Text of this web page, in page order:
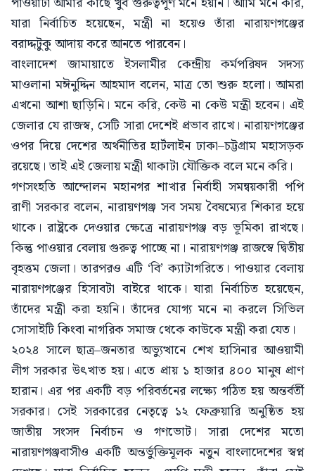
যারা নির্বাচিত হয়েছেন, মন্ত্রী না হয়েও তাঁরা নারায়ণগঞ্জের
বরাদ্দটুকু আদায় করে আনতে পারবেন।
বাংলাদেশ জামায়াতে ইসলামীর কেন্দ্রীয় কর্মপরিষদ সদস্য
মাওলানা মঈনুদ্দিন আহমাদ বলেন, মাত্র তো শুরু হলো। আমরা
এখনো আশা ছাড়িনি। মনে করি, কেউ না কেউ মন্ত্রী হবেন। এই
জেলার যে রাজস্ব, সেটি সারা দেশেই প্রভাব রাখে। নারায়ণগঞ্জের
ওপর দিয়ে দেশের অর্থনীতির হার্টলাইন ঢাকা–চট্টগ্রাম মহাসড়ক
রয়েছে। তাই এই জেলায় মন্ত্রী থাকাটা যৌক্তিক বলে মনে করি।
গণসংহতি আন্দোলন মহানগর শাখার নির্বাহী সমন্বয়কারী পপি
রাণী সরকার বলেন, নারায়ণগঞ্জ সব সময় বৈষম্যের শিকার হয়ে
থাকে। রাষ্ট্রকে দেওয়ার ক্ষেত্রে নারায়ণগঞ্জ বড় ভূমিকা রাখছে।
কিন্তু পাওয়ার বেলায় গুরুত্ব পাচ্ছে না। নারায়ণগঞ্জ রাজস্বে দ্বিতীয়
বৃহত্তম জেলা। তারপরও এটি ‘বি’ ক্যাটাগরিতে। পাওয়ার বেলায়
নারায়ণগঞ্জের হিসাবটা বাইরে থাকে। যারা নির্বাচিত হয়েছেন,
তাঁদের মন্ত্রী করা হয়নি। তাঁদের যোগ্য মনে না করলে সিভিল
সোসাইটি কিংবা নাগরিক সমাজ থেকে কাউকে মন্ত্রী করা যেত।
২০২৪ সালে ছাত্র–জনতার অভ্যুত্থানে শেখ হাসিনার আওয়ামী
লীগ সরকার উৎখাত হয়। এতে প্রায় ১ হাজার ৪০০ মানুষ প্রাণ
হারান। এর পর একটি বড় পরিবর্তনের লক্ষ্যে গঠিত হয় অন্তর্বর্তী
সরকার। সেই সরকারের নেতৃত্বে ১২ ফেব্রুয়ারি অনুষ্ঠিত হয়
জাতীয় সংসদ নির্বাচন ও গণভোট। সারা দেশের মতো
নারায়ণগঞ্জবাসীও একটি অন্তর্ভুক্তিমূলক নতুন বাংলাদেশের স্বপ্ন